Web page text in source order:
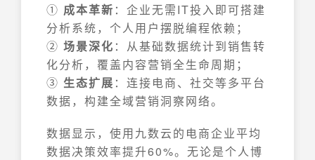
① 成本革新 ：企业无需IT投入即可搭建
分析系统，个人用户摆脱编程依赖；
② 场景深化 ：从基础数据统计到销售转
化分析，覆盖内容营销全生命周期；
③ 生态扩展 ：连接电商、社交等多平台
数据，构建全域营销洞察网络。
数据显示，使用九数云的电商企业平均
数据决策效率提升60%。无论是个人博